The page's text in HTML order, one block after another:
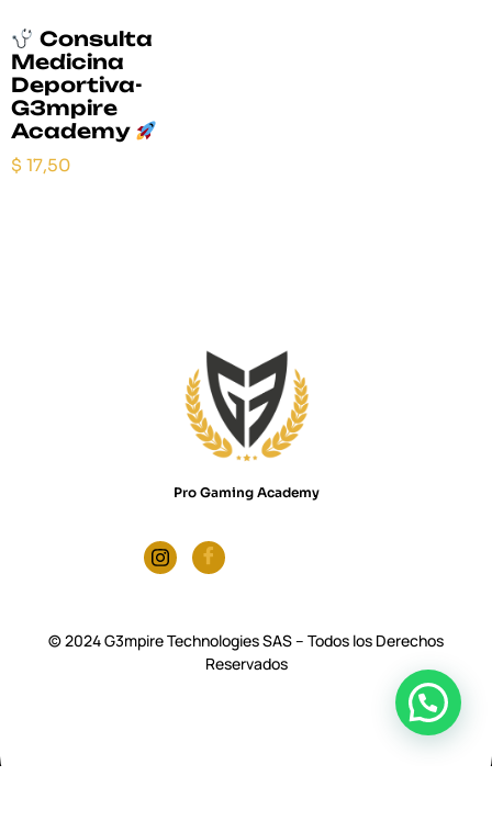
Consulta
Medicina
Deportiva-
G3mpire
Academy
$ 17,50
Pro Gaming Academy
© 2024 G3mpire Technologies SAS – Todos los Derechos
Reservados